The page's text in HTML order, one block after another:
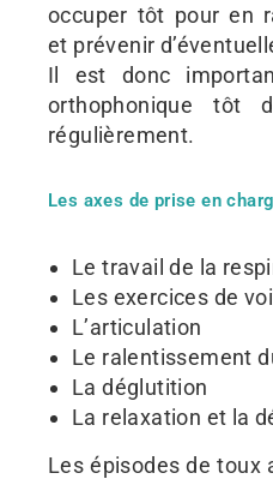
occuper tôt pour en
et prévenir
Il est donc
orthophonique tôt
régulièrement.
Les axes de prise en
Le travail de la
Les exercices de
L’articulation
Le ralentissement
La déglutition
La relaxation et la
Les épisodes de toux